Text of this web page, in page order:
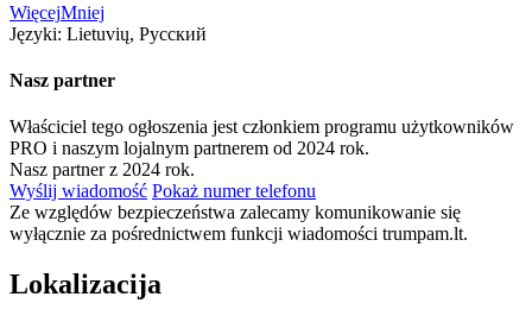
WięcejMniej
Języki: Lietuvių, Русский
Nasz partner
Właściciel tego ogłoszenia jest członkiem programu użytkowników
PRO i naszym lojalnym partnerem od 2024 rok.
Nasz partner z 2024 rok.
Wyślij wiadomość Pokaż numer telefonu
Ze względów bezpieczeństwa zalecamy komunikowanie się
wyłącznie za pośrednictwem funkcji wiadomości trumpam.lt.
Lokalizacija